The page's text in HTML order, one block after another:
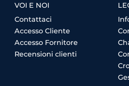
VOI E NOI
Contattaci
Accesso Cliente
Accesso Fornitore
Recensioni clienti